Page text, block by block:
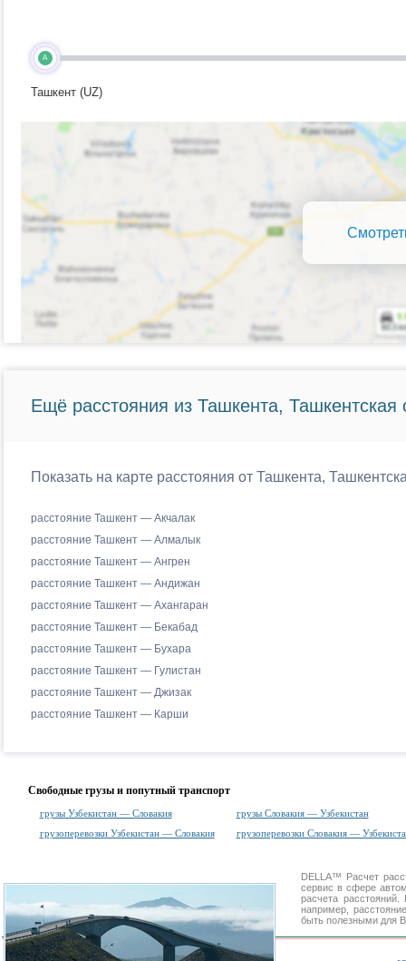
A
Ташкент (UZ)
Ещё расстояния из Ташкента, Ташкентская
Показать на карте расстояния от Ташкента,
расстояние Ташкент — Акчалак
расстояние Ташкент — Алмалык
расстояние Ташкент — Ангрен
расстояние Ташкент — Андижан
расстояние Ташкент — Ахангаран
расстояние Ташкент — Бекабад
расстояние Ташкент — Бухара
расстояние Ташкент — Гулистан
расстояние Ташкент — Джизак
расстояние Ташкент — Карши
Свободные грузы и попутный транспорт
грузы Узбекистан — Словакия
грузы Словакия — Узбекистан
грузоперевозки Узбекистан — Словакия
грузоперевозки Словакия —
DELLA™ Расчет
сервис в сфере
расчета
например,
быть полезными для